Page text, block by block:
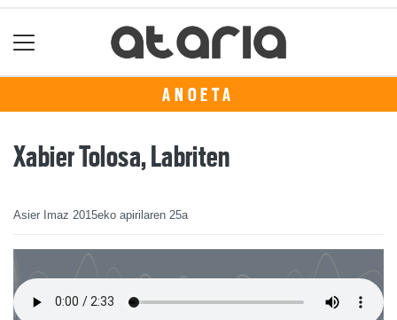
ANOETA
Xabier Tolosa, Labriten
Asier Imaz 2015eko apirilaren 25a